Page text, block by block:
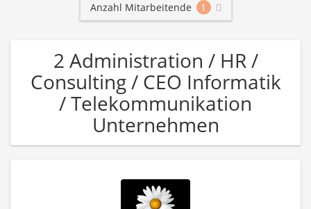
Anzahl Mitarbeitende
1
2 Administration / HR /
Consulting / CEO Informatik
/ Telekommunikation
Unternehmen